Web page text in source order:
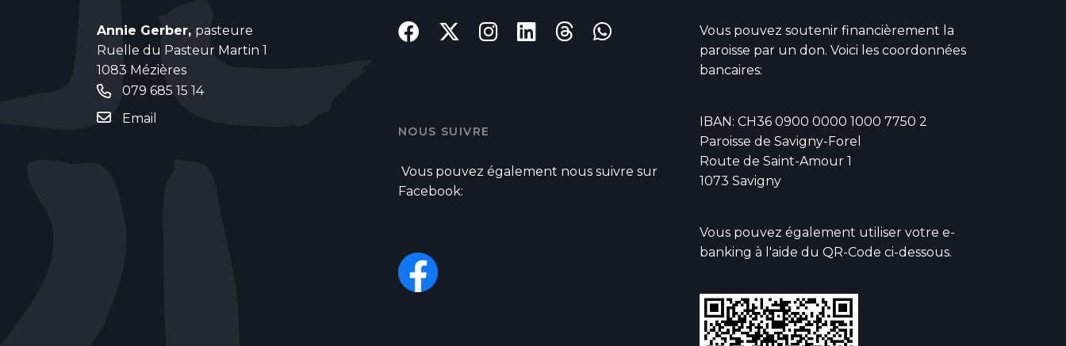
Annie Gerber, pasteure
Ruelle du Pasteur Martin 1
1083 Mézières
079 685 15 14
Email
NOUS SUIVRE
Vous pouvez également nous suivre sur
Facebook:
Vous pouvez soutenir financièrement la
paroisse par un don. Voici les coordonnées
bancaires:
IBAN: CH36 0900 0000 1000 7750 2
Paroisse de Savigny-Forel
Route de Saint-Amour 1
1073 Savigny
Vous pouvez également utiliser votre e-
banking à l'aide du QR-Code ci-dessous.